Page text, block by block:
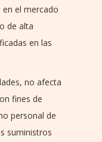
el mercado
de alta
en las
no afecta
fines de
personal de
suministros